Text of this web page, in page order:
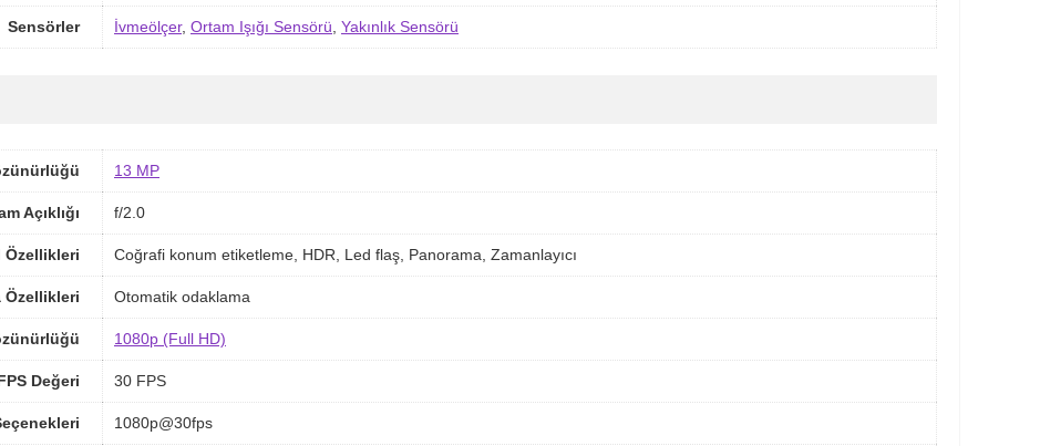
Sensörler İvmeölçer, Ortam Işığı Sensörü, Yakınlık Sensörü
13 MP
Açıklığı f/2.0
Özellikleri Coğrafi konum etiketleme, HDR, Led flaş, Panorama, Zamanlayıcı
Özellikleri Otomatik odaklama
1080p (Full HD)
Değeri 30 FPS
1080p@30fps